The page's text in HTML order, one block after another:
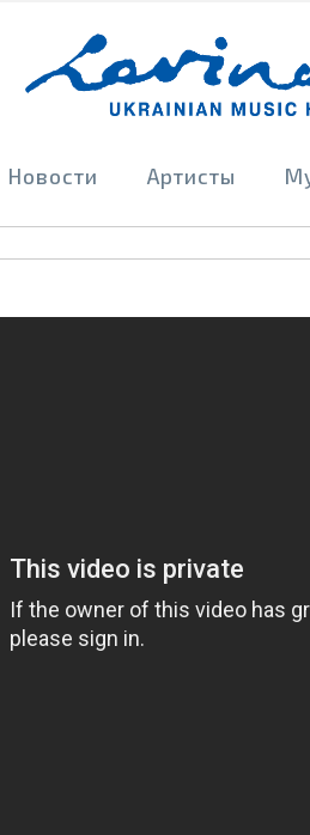
Новости Артисты